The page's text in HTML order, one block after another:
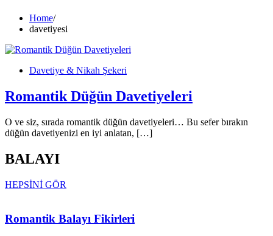
Home
davetiyesi
Davetiye & Nikah Şekeri
Romantik Düğün Davetiyeleri
O ve siz, sırada romantik düğün davetiyeleri… Bu sefer bırakın
düğün davetiyenizi en iyi anlatan, […]
BALAYI
HEPSİNİ GÖR
Romantik Balayı Fikirleri